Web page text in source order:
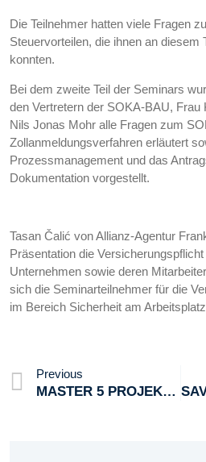
Die Teilnehmer hatten viele Fragen
Steuervorteilen, die ihnen an diesem
konnten.
Bei dem zweite Teil der Seminars
den Vertretern der SOKA-BAU, Frau
Nils Jonas Mohr alle Fragen zum
Zollanmeldungsverfahren erläutert
Prozessmanagement und das
Dokumentation vorgestellt.
Tasan Čalić von Allianz-Agentur
Präsentation die
Unternehmen sowie deren
sich die Seminarteilnehmer für die
im Bereich Sicherheit am
Previous
MASTER 5 PROJEKT – Deutsche Meisterprüfungsvorbereitungslehrgänge Auch Im Ausland Ein Hit